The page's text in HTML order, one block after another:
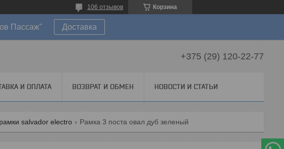
Корзина
106 отзывов
Пассаж" Доставка
+375 (29) 120-22-77
И ОПЛАТА ВОЗВРАТ И ОБМЕН НОВОСТИ И СТАТЬИ
salvador electro Рамка 3 поста овал дуб зеленый